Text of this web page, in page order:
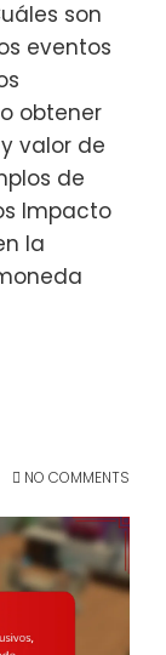
son
eventos
obtener
valor de
de
Impacto
la
NO COMMENTS